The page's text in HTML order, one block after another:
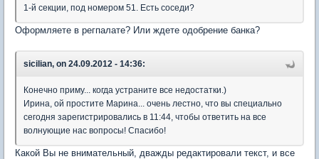
1-й секции, под номером 51. Есть соседи?
Оформляете в регпалате? Или ждете одобрение банка?
sicilian, on 24.09.2012 - 14:36:
Конечно приму... когда устраните все недостатки.)
Ирина, ой простите Марина... очень лестно, что вы специально
сегодня зарегистрировались в 11:44, чтобы ответить на все
волнующие нас вопросы! Спасибо!
Какой Вы не внимательный, дважды редактировали текст, и все